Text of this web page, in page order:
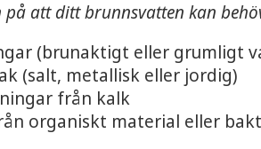
på att ditt brunnsvatten kan
(brunaktigt eller grumligt
(salt, metallisk eller jordig)
från kalk
organiskt material eller